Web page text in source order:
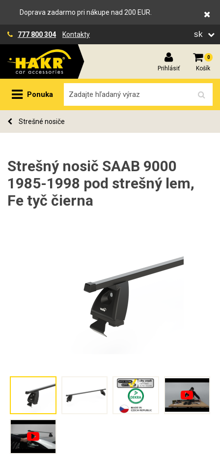
Doprava zadarmo pri nákupe nad 200 EUR.
777 800 304 Kontakty sk
Prihlásiť
0
Košík
Ponuka
Strešné nosiče
Strešný nosič SAAB 9000
1985-1998 pod strešný lem,
Fe tyč čierna